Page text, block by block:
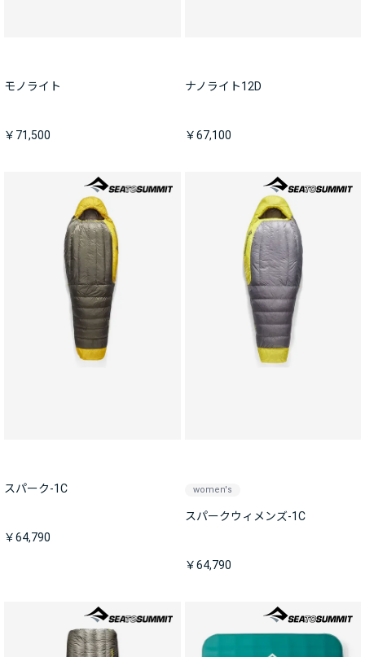
モノライト
￥71,500
ナノライト12D
￥67,100
スパーク-1C
￥64,790
women's
スパークウィメンズ-1C
￥64,790